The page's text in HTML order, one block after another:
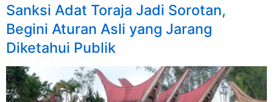
Sanksi Adat Toraja Jadi Sorotan,
Begini Aturan Asli yang Jarang
Diketahui Publik